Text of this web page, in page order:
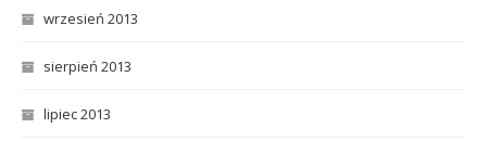
wrzesień 2013
sierpień 2013
lipiec 2013